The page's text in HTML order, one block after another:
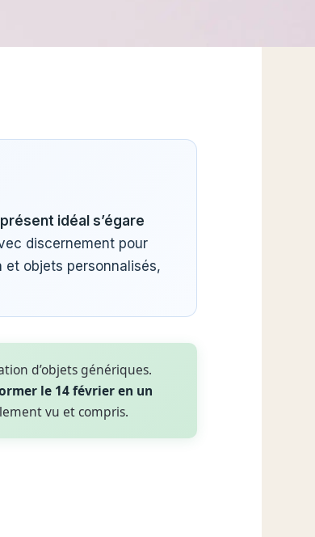
idéal s’égare
discernement pour
et objets personnalisés,
d’objets génériques.
le 14 février en un
vu et compris.